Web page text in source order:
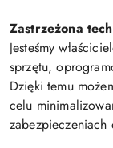
Zastrzeżona
Jesteśmy
sprzętu,
Dzięki temu
celu